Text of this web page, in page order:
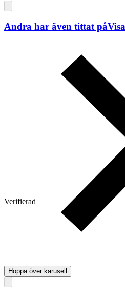
Verifierad
Andra har även tittat på
Hoppa över karusell